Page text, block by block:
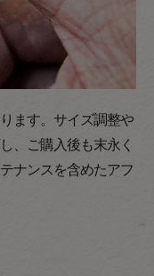
ます。サイズ調整や
、ご購入後も末永く
ナンスを含めたアフ